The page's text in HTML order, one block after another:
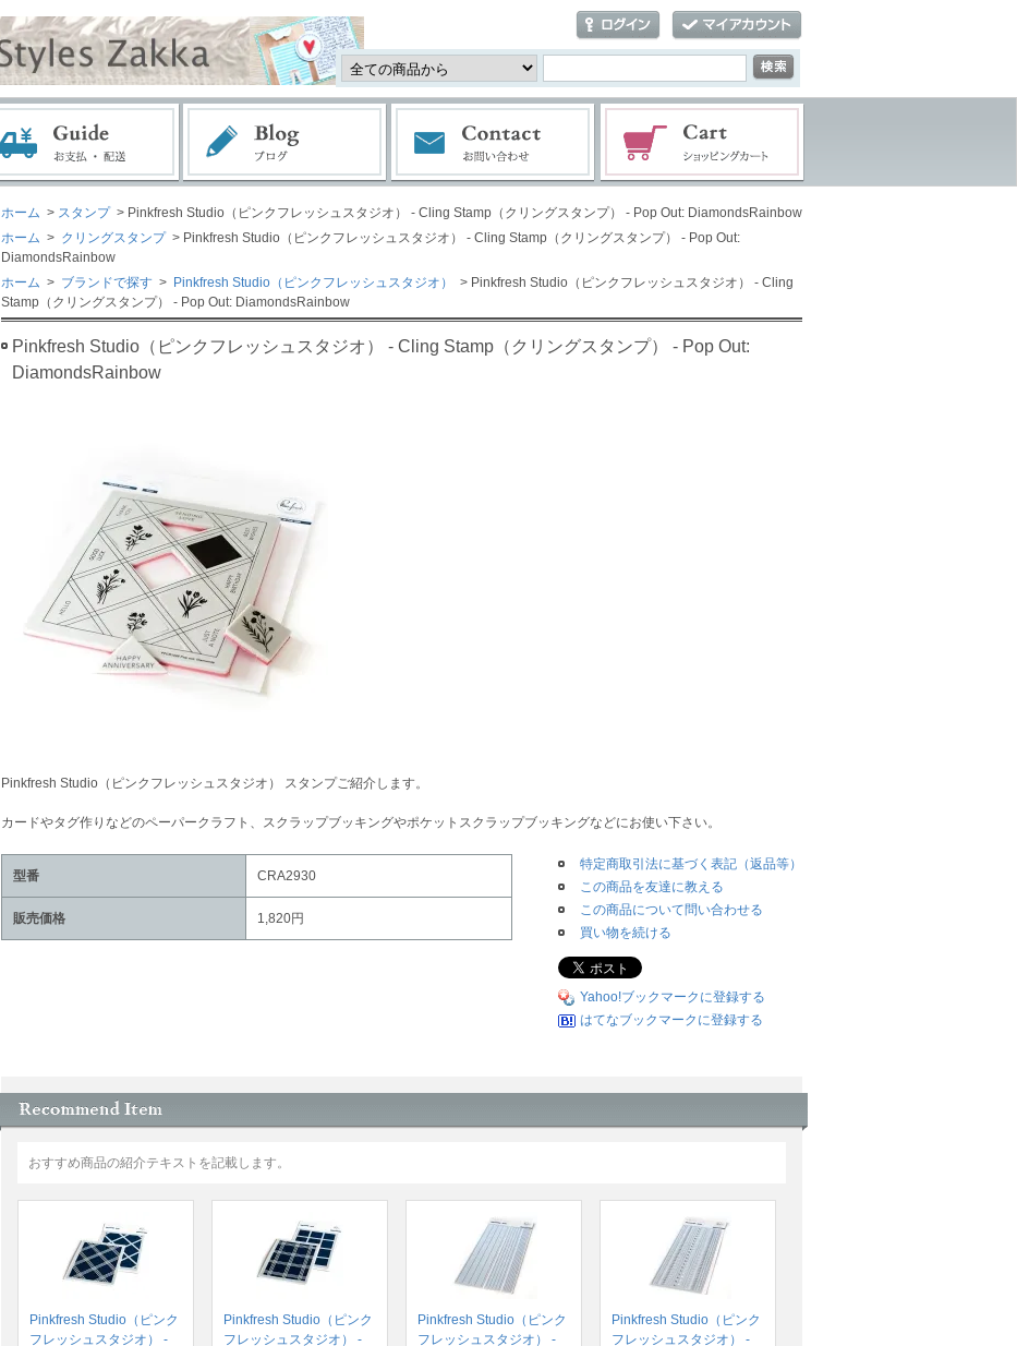
ホーム > スタンプ > Pinkfresh Studio（ピンクフレッシュスタジオ） - Cling Stamp（クリングスタンプ） - Pop Out: DiamondsRainbow
ホーム > クリングスタンプ > Pinkfresh Studio（ピンクフレッシュスタジオ） - Cling Stamp（クリングスタンプ） - Pop Out:
DiamondsRainbow
ホーム > ブランドで探す > Pinkfresh Studio（ピンクフレッシュスタジオ）
> Pinkfresh Studio（ピンクフレッシュスタジオ） - Cling
Stamp（クリングスタンプ） - Pop Out: DiamondsRainbow
Pinkfresh Studio（ピンクフレッシュスタジオ） - Cling Stamp（クリングスタンプ） - Pop Out:
DiamondsRainbow
Pinkfresh Studio（ピンクフレッシュスタジオ） スタンプご紹介します。
カードやタグ作りなどのペーパークラフト、スクラップブッキングやポケットスクラップブッキングなどにお使い下さい。
型番 CRA2930
販売価格 1,820円
特定商取引法に基づく表記（返品等）
この商品を友達に教える
この商品について問い合わせる
買い物を続ける
Yahoo!ブックマークに登録する
はてなブックマークに登録する
おすすめ商品の紹介テキストを記載します。
Pinkfresh Studio（ピンク
フレッシュスタジオ） -
Pinkfresh Studio（ピンク
フレッシュスタジオ） -
Pinkfresh Studio（ピンク
フレッシュスタジオ） -
Pinkfresh Studio（ピンク
フレッシュスタジオ） -